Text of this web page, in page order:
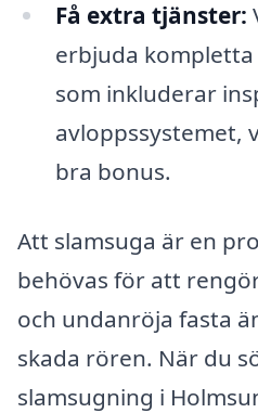
Få extra tjänster:
erbjuda
som inkluderar
avloppssystemet,
bra bonus.
Att slamsuga är en
behövas för att
och undanröja fasta
skada rören. När du
slamsugning i